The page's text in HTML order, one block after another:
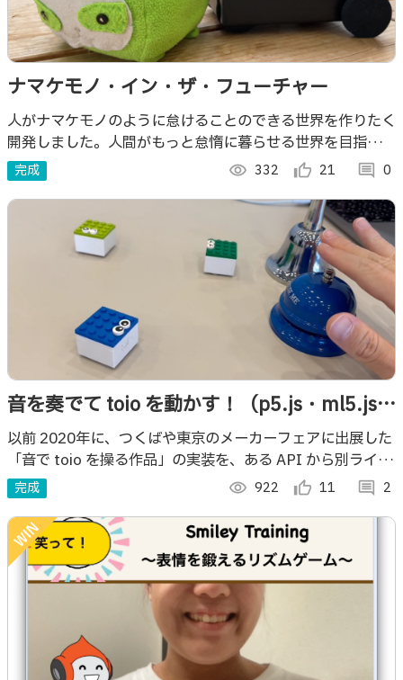
ナマケモノ・イン・ザ・フューチャー
人がナマケモノのように怠けることのできる世界を作りたく
開発しました。人間がもっと怠惰に暮らせる世界を目指し
て！あっ、でも、これ、飲食店の人手不足という社会問題も
解消してくれる装置なんです。
完成 visibility 332 thumb_up_alt 21 comment 0
音を奏でて toio を動かす！（p5.js・ml5.js・
p5.toio を用いたバージョン）
以前 2020年に、つくばや東京のメーカーフェアに出展した
「音で toio を操る作品」の実装を、ある API から別ライブ
ラリなどに変えたバージョンを作りました
完成 visibility 922 thumb_up_alt 11 comment 2